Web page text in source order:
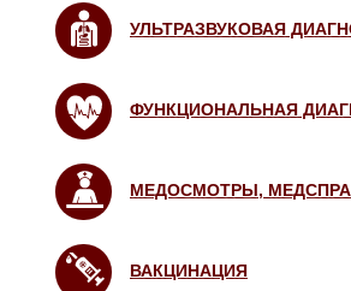
УЛЬТРАЗВУКОВАЯ
ФУНКЦИОНАЛЬНАЯ
МЕДОСМОТРЫ,
ВАКЦИНАЦИЯ